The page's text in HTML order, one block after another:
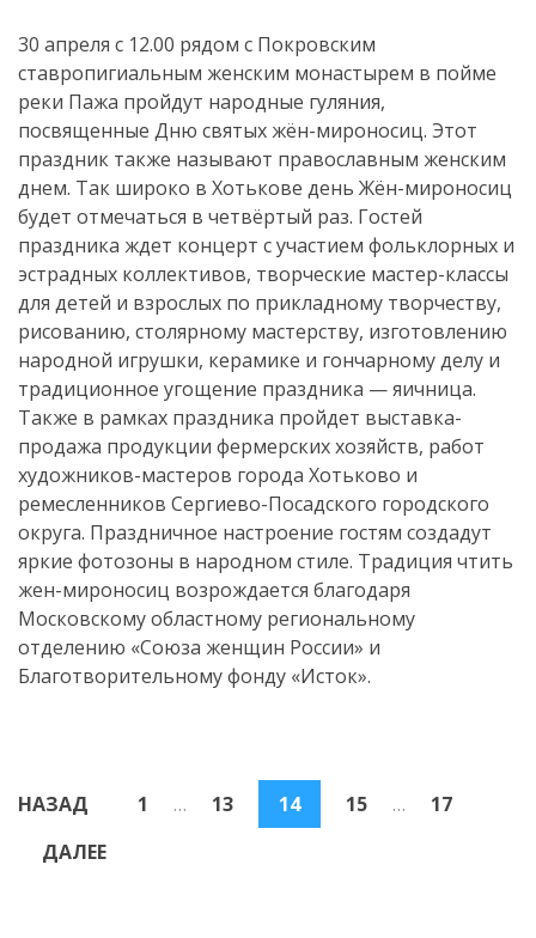
30 апреля с 12.00 рядом с Покровским
ставропигиальным женским монастырем в пойме
реки Пажа пройдут народные гуляния,
посвященные Дню святых жён-мироносиц. Этот
праздник также называют православным женским
днем. Так широко в Хотькове день Жён-мироносиц
будет отмечаться в четвёртый раз. Гостей
праздника ждет концерт с участием фольклорных и
эстрадных коллективов, творческие мастер-классы
для детей и взрослых по прикладному творчеству,
рисованию, столярному мастерству, изготовлению
народной игрушки, керамике и гончарному делу и
традиционное угощение праздника — яичница.
Также в рамках праздника пройдет выставка-
продажа продукции фермерских хозяйств, работ
художников-мастеров города Хотьково и
ремесленников Сергиево-Посадского городского
округа. Праздничное настроение гостям создадут
яркие фотозоны в народном стиле. Традиция чтить
жен-мироносиц возрождается благодаря
Московскому областному региональному
отделению «Союза женщин России» и
Благотворительному фонду «Исток».
Пагинация
записей
НАЗАД 1 … 13 14 15 …
17
ДАЛЕЕ